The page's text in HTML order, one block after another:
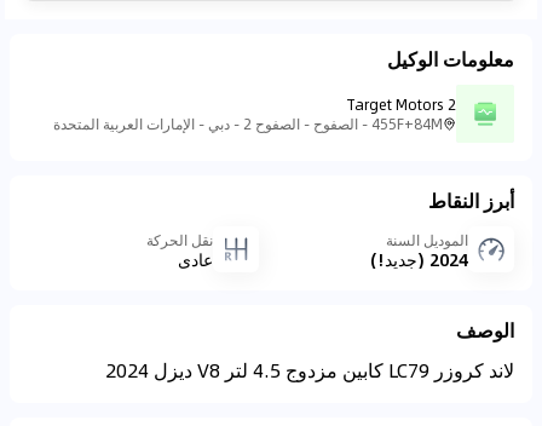
معلومات الوكيل
Target Motors 2
455F+84M - الصفوح - الصفوح 2 - دبي - الإمارات العربية المتحدة
أبرز النقاط
الموديل السنة
2024 (جديد!)
نقل الحركة
عادي
الوصف
لاند كروزر LC79 كابين مزدوج 4.5 لتر V8 ديزل 2024